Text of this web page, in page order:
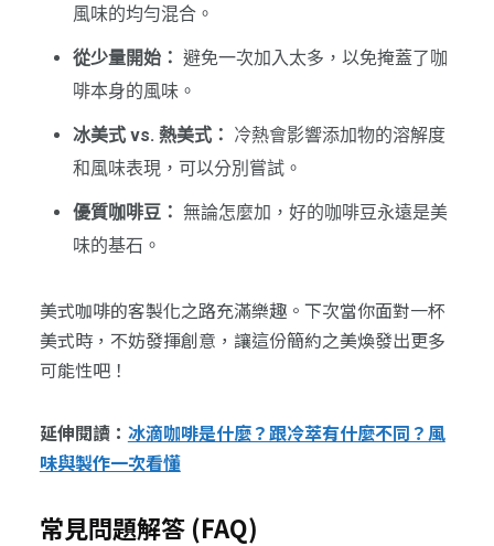
風味的均勻混合。
從少量開始： 避免一次加入太多，以免掩蓋了咖
啡本身的風味。
冰美式 vs. 熱美式： 冷熱會影響添加物的溶解度
和風味表現，可以分別嘗試。
優質咖啡豆： 無論怎麼加，好的咖啡豆永遠是美
味的基石。
美式咖啡的客製化之路充滿樂趣。下次當你面對一杯
美式時，不妨發揮創意，讓這份簡約之美煥發出更多
可能性吧！
延伸閱讀： 冰滴咖啡是什麼？跟冷萃有什麼不同？風
味與製作一次看懂
常見問題解答 (FAQ)